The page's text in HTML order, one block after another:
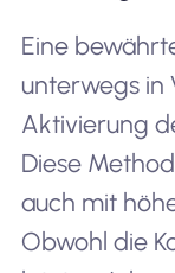
Eine
unterwegs in
Aktivierung
Diese
auch mit
Obwohl die